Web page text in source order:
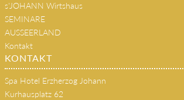
s'JOHANN Wirtshaus
SEMINARE
AUSSEERLAND
Kontakt
KONTAKT
Spa Hotel Erzherzog Johann
Kurhausplatz 62